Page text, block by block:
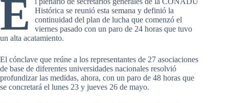
E
Histórica se reunió esta semana y definió la
continuidad del plan de lucha que comenzó el
viernes pasado con un paro de 24 horas que tuvo
un alta acatamiento.
El cónclave que reúne a los representantes de 27 asociaciones
de base de diferentes universidades nacionales resolvió
profundizar las medidas, ahora, con un paro de 48 horas que
se concretará el lunes 23 y jueves 26 de mayo.